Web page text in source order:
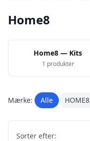
Home8
Home8 — Kits
1 produkter
Mærke: Alle HOME8
Sorter efter: